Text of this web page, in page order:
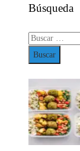
Búsqueda
Buscar: